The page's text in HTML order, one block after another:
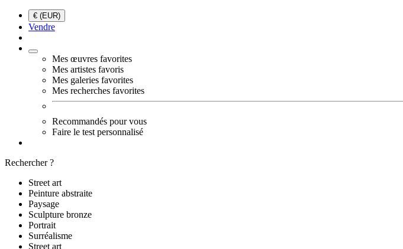
€ (EUR)
Vendre
Mes œuvres favorites
Mes artistes favoris
Mes galeries favorites
Mes recherches favorites
Recommandés pour vous
Faire le test personnalisé
Rechercher ?
Street art
Peinture abstraite
Paysage
Sculpture bronze
Portrait
Surréalisme
Street art